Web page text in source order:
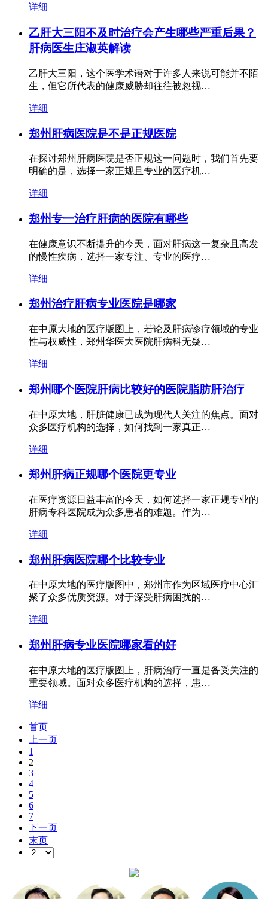
详细
乙肝大三阳不及时治疗会产生哪些严重后果？
肝病医生庄淑英解读
乙肝大三阳，这个医学术语对于许多人来说可能并不陌
生，但它所代表的健康威胁却往往被忽视…
详细
郑州肝病医院是不是正规医院
在探讨郑州肝病医院是否正规这一问题时，我们首先要
明确的是，选择一家正规且专业的医疗机…
详细
郑州专一治疗肝病的医院有哪些
在健康意识不断提升的今天，面对肝病这一复杂且高发
的慢性疾病，选择一家专注、专业的医疗…
详细
郑州治疗肝病专业医院是哪家
在中原大地的医疗版图上，若论及肝病诊疗领域的专业
性与权威性，郑州华医大医院肝病科无疑…
详细
郑州哪个医院肝病比较好的医院脂肪肝治疗
在中原大地，肝脏健康已成为现代人关注的焦点。面对
众多医疗机构的选择，如何找到一家真正…
详细
郑州肝病正规哪个医院更专业
在医疗资源日益丰富的今天，如何选择一家正规专业的
肝病专科医院成为众多患者的难题。作为…
详细
郑州肝病医院哪个比较专业
在中原大地的医疗版图中，郑州市作为区域医疗中心汇
聚了众多优质资源。对于深受肝病困扰的…
详细
郑州肝病专业医院哪家看的好
在中原大地的医疗版图上，肝病治疗一直是备受关注的
重要领域。面对众多医疗机构的选择，患…
详细
首页
上一页
1
2
3
4
5
6
7
下一页
末页